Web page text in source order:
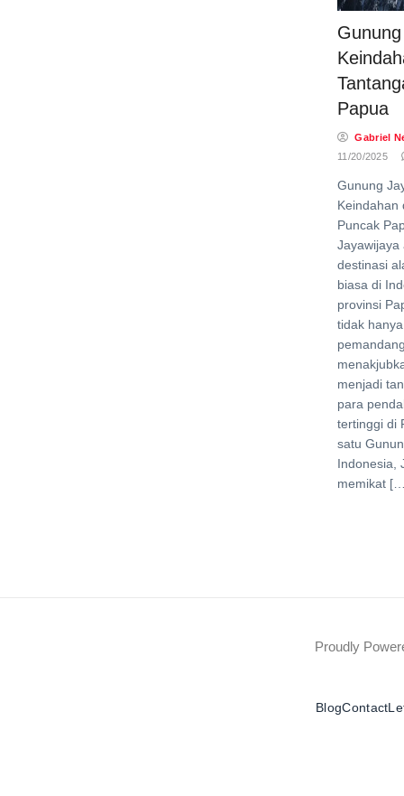
Papua
Gabriel
11/20/2025
Gunung
Keindahan
Puncak
Jayawijaya
destinasi
biasa di
provinsi
tidak
menjadi
para
tertinggi di
satu
Indonesia,
memikat
Proudly
BlogContact